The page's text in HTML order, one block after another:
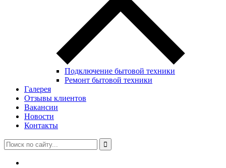
Подключение бытовой техники
Ремонт бытовой техники
Галерея
Отзывы клиентов
Вакансии
Новости
Контакты